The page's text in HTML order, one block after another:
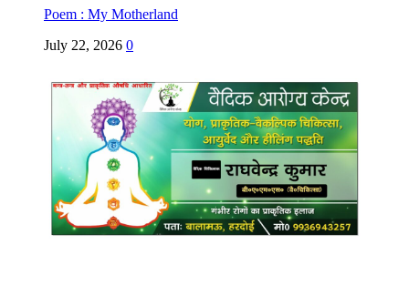
Poem : My Motherland
July 22, 2026 0